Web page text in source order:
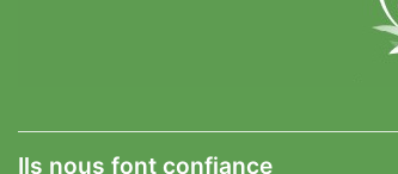
Ils nous font confiance